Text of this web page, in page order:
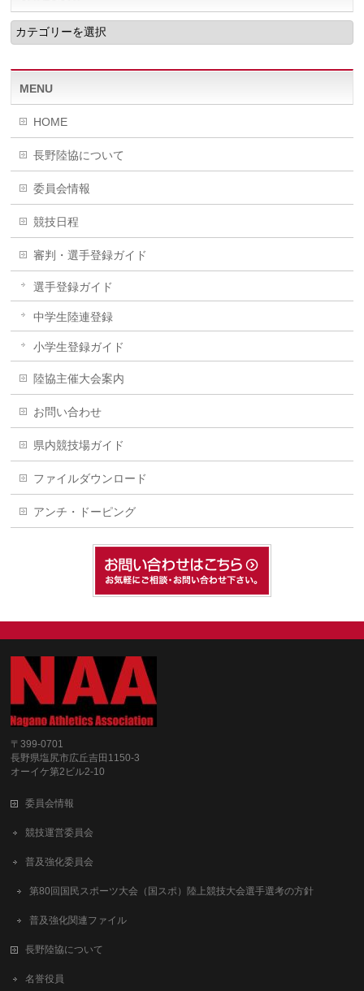
CATEGORY
MENU
HOME
長野陸協について
委員会情報
競技日程
審判・選手登録ガイド
選手登録ガイド
中学生陸連登録
小学生登録ガイド
陸協主催大会案内
お問い合わせ
県内競技場ガイド
ファイルダウンロード
アンチ・ドーピング
〒399-0701
長野県塩尻市広丘吉田1150-3
オーイケ第2ビル2-10
委員会情報
競技運営委員会
普及強化委員会
第80回国民スポーツ大会（国スポ）陸上競技大会選手選考の方針
普及強化関連ファイル
長野陸協について
名誉役員